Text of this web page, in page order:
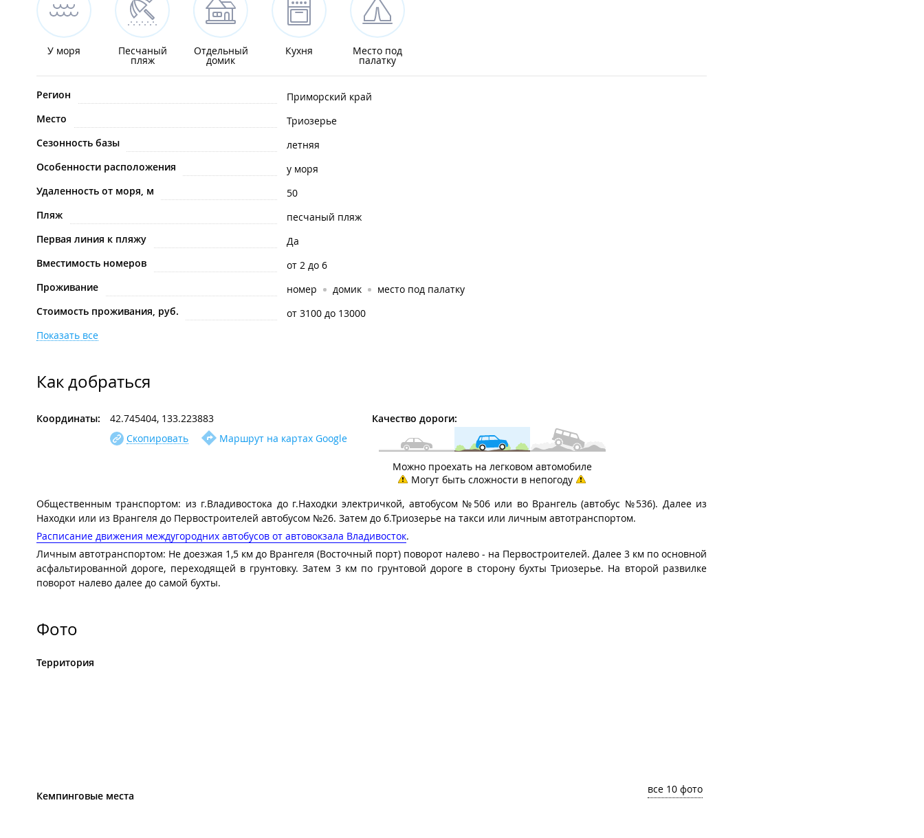
У моря Песчаный
пляж
Отдельный
домик
Кухня Место под
палатку
Регион
Приморский край
Место
Триозерье
Сезонность базы
летняя
Особенности расположения
у моря
Удаленность от моря, м
50
Пляж
песчаный пляж
Первая линия к пляжу
Да
Вместимость номеров
от 2 до 6
Проживание
номер домик
место под палатку
Стоимость проживания, руб.
от 3100 до 13000
Показать все
Как добраться
Координаты:
42.745404, 133.223883
Скопировать
Маршрут на картах Google
Качество дороги:
Можно проехать на легковом автомобиле
Могут быть сложности в непогоду
Общественным транспортом: из г.Владивостока до г.Находки электричкой, автобусом №506 или во Врангель (автобус №536). Далее из
Находки или из Врангеля до Первостроителей автобусом №26. Затем до б.Триозерье на такси или личным автотранспортом.
Расписание движения междугородних автобусов от автовокзала Владивосток.
Личным автотранспортом: Не доезжая 1,5 км до Врангеля (Восточный порт) поворот налево - на Первостроителей. Далее 3 км по основной
асфальтированной дороге, переходящей в грунтовку. Затем 3 км по грунтовой дороге в сторону бухты Триозерье. На второй развилке
поворот налево далее до самой бухты.
Фото
Территория
все 10 фото
Кемпинговые места